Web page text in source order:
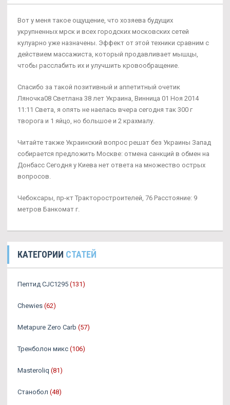
Вот у меня такое ощущение, что хозяева будущих
укрупненных мрск и всех городских московских сетей
кулуарно уже назначены. Эффект от этой техники сравним с
действием массажиста, который продавливает мышцы,
чтобы расслабить их и улучшить кровообращение.
Спасибо за такой позитивный и аппетитный очетик
Ляночка08 Светлана 38 лет Украина, Винница 01 Ноя 2014
11:11 Света, я опять не наелась вчера сегодня так 300 г
творога и 1 яйцо, но большое и 2 крахмалу.
Читайте также Украинский вопрос решат без Украины Запад
собирается предложить Москве: отмена санкций в обмен на
Донбасс Сегодня у Киева нет ответа на множество острых
вопросов.
Чебоксары, пр-кт Тракторостроителей, 76 Расстояние: 9
метров Банкомат г.
КАТЕГОРИИ СТАТЕЙ
Пептид CJC1295 (131)
Chewies (62)
Metapure Zero Carb (57)
Тренболон микс (106)
Masteroliq (81)
Станобол (48)